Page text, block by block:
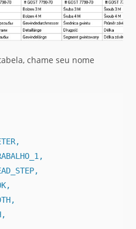
chame seu nome